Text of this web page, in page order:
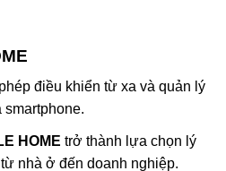
điều khiển từ xa và quản lý
smartphone.
HOME trở thành lựa chọn lý
nhà ở đến doanh nghiệp.